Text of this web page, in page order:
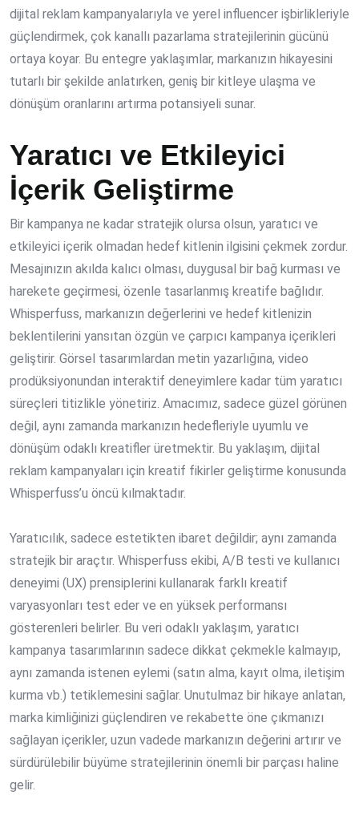
dijital reklam kampanyalarıyla ve yerel influencer işbirlikleriyle
güçlendirmek, çok kanallı pazarlama stratejilerinin gücünü
ortaya koyar. Bu entegre yaklaşımlar, markanızın hikayesini
tutarlı bir şekilde anlatırken, geniş bir kitleye ulaşma ve
dönüşüm oranlarını artırma potansiyeli sunar.
Yaratıcı ve Etkileyici
İçerik Geliştirme
Bir kampanya ne kadar stratejik olursa olsun, yaratıcı ve
etkileyici içerik olmadan hedef kitlenin ilgisini çekmek zordur.
Mesajınızın akılda kalıcı olması, duygusal bir bağ kurması ve
harekete geçirmesi, özenle tasarlanmış kreatife bağlıdır.
Whisperfuss, markanızın değerlerini ve hedef kitlenizin
beklentilerini yansıtan özgün ve çarpıcı kampanya içerikleri
geliştirir. Görsel tasarımlardan metin yazarlığına, video
prodüksiyonundan interaktif deneyimlere kadar tüm yaratıcı
süreçleri titizlikle yönetiriz. Amacımız, sadece güzel görünen
değil, aynı zamanda markanızın hedefleriyle uyumlu ve
dönüşüm odaklı kreatifler üretmektir. Bu yaklaşım, dijital
reklam kampanyaları için kreatif fikirler geliştirme konusunda
Whisperfuss’u öncü kılmaktadır.
Yaratıcılık, sadece estetikten ibaret değildir; aynı zamanda
stratejik bir araçtır. Whisperfuss ekibi, A/B testi ve kullanıcı
deneyimi (UX) prensiplerini kullanarak farklı kreatif
varyasyonları test eder ve en yüksek performansı
gösterenleri belirler. Bu veri odaklı yaklaşım, yaratıcı
kampanya tasarımlarının sadece dikkat çekmekle kalmayıp,
aynı zamanda istenen eylemi (satın alma, kayıt olma, iletişim
kurma vb.) tetiklemesini sağlar. Unutulmaz bir hikaye anlatan,
marka kimliğinizi güçlendiren ve rekabette öne çıkmanızı
sağlayan içerikler, uzun vadede markanızın değerini artırır ve
sürdürülebilir büyüme stratejilerinin önemli bir parçası haline
gelir.